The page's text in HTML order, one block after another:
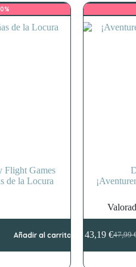
Flight Games
de la Locura
Añadir al carrito 47,99
El
precio
43,19 €El
precio